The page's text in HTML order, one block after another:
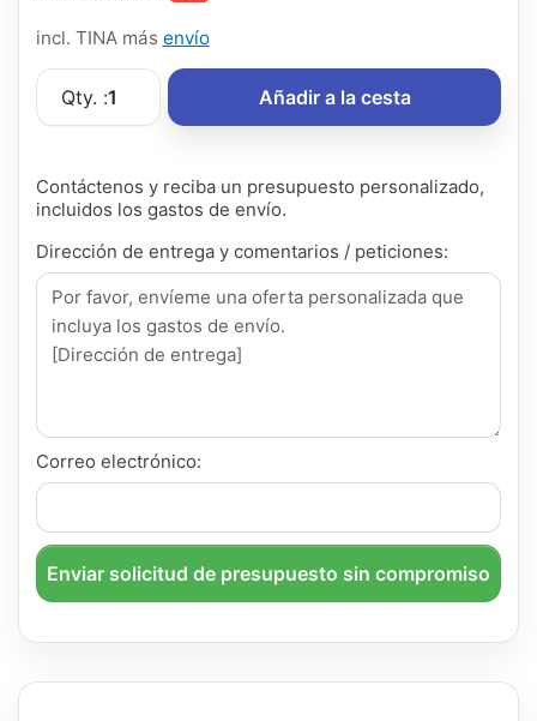
incl. TINA más envío
Qty. :1 Añadir a la cesta
Contáctenos y reciba un presupuesto personalizado,
incluidos los gastos de envío.
Dirección de entrega y comentarios / peticiones:
Correo electrónico:
Enviar solicitud de presupuesto sin compromiso